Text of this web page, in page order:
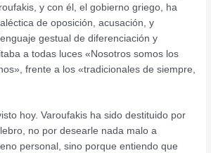
y con él, el gobierno griego, ha
de oposición, acusación, y
gestual de diferenciación y
a todas luces «Nosotros somos los
frente a los «tradicionales de siempre,
hoy. Varoufakis ha sido destituido por
no por desearle nada malo a
personal, sino porque entiendo que